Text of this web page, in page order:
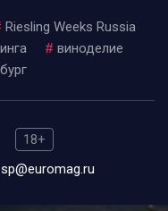
Riesling Weeks Russia
# виноделие
18+
sp@euromag.ru